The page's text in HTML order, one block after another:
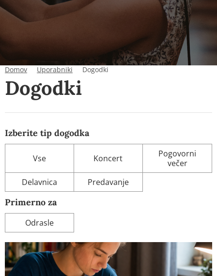
Domov Uporabniki Dogodki
Dogodki
Izberite tip dogodka
Vse Koncert
Pogovorni
večer
Delavnica
Predavanje
Primerno za
Odrasle